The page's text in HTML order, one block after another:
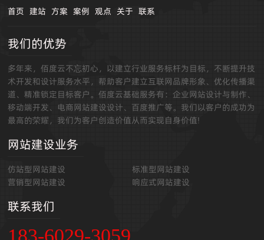
首页 建站 方案 案例 观点 关于 联系
我们的优势
多年来，佰度云不忘初心，以建立行业服务标杆为目标，不断提升技
术开发和设计服务水平，帮助客户建立互联网品牌形象、优化传播渠
道、精准锁定目标客户。佰度云基础服务有：企业网站设计与制作、
移动端开发、电商网站建设设计、百度推广等。我们以客户的成功为
最高的荣耀，我们为客户创造价值从而实现自身价值!
网站建设业务
仿站型网站建设
标准型网站建设
营销型网站建设
响应式网站建设
联系我们
183-6029-3059